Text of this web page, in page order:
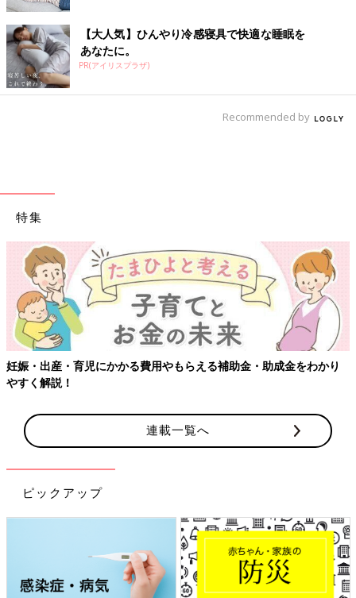
【大人気】ひんやり冷感寝具で快適な睡眠を
あなたに。
PR(アイリスプラザ)
Recommended by
特集
妊娠・出産・育児にかかる費用やもらえる補助金・助成金をわかり
やすく解説！
連載一覧へ
ピックアップ